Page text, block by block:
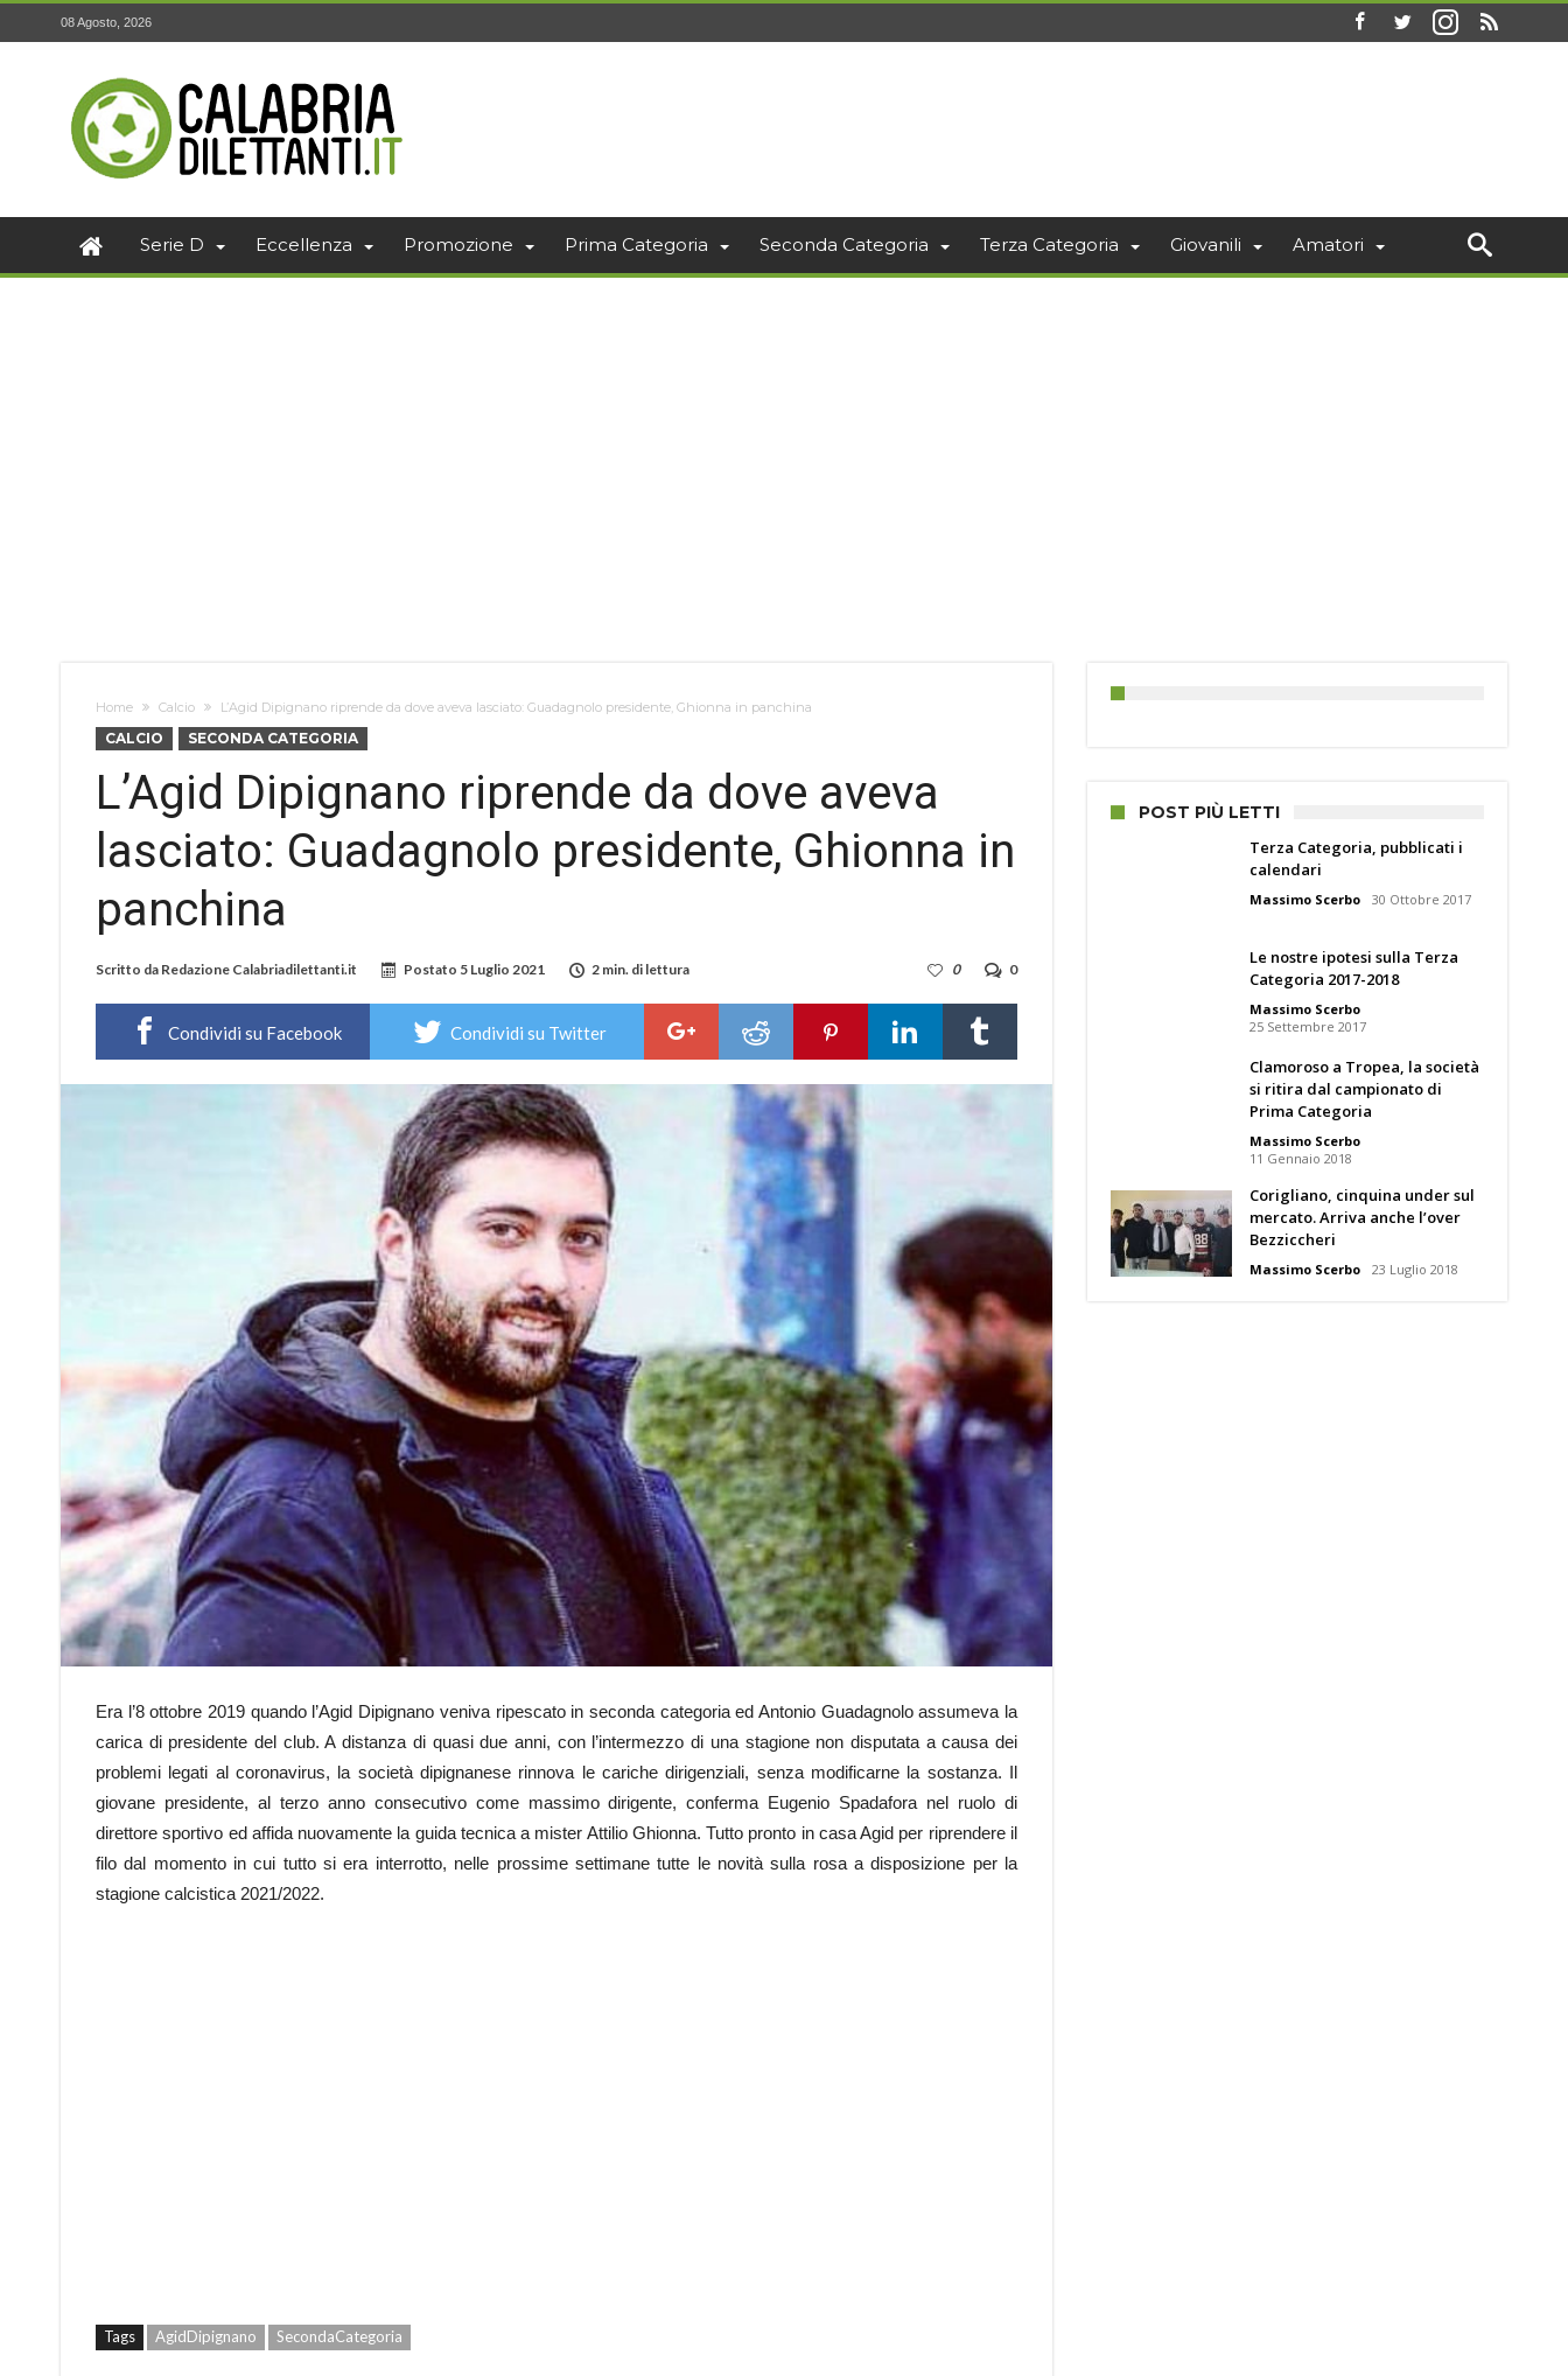
08 Agosto, 2026
Serie D Eccellenza Promozione Prima Categoria Seconda Categoria Terza Categoria Giovanili Amatori
Home Calcio L’Agid Dipignano riprende da dove aveva lasciato: Guadagnolo presidente, Ghionna in panchina
CALCIO SECONDA CATEGORIA
L’Agid Dipignano riprende da dove aveva
lasciato: Guadagnolo presidente, Ghionna in
panchina
Scritto da Redazione Calabriadilettanti.it Postato 5 Luglio 2021 2 min. di lettura 0
0
Condividi su Facebook Condividi su Twitter
Era l’8 ottobre 2019 quando l’Agid Dipignano veniva ripescato in seconda categoria ed Antonio Guadagnolo assumeva la
carica di presidente del club. A distanza di quasi due anni, con l’intermezzo di una stagione non disputata a causa dei
problemi legati al coronavirus, la società dipignanese rinnova le cariche dirigenziali, senza modificarne la sostanza. Il
giovane presidente, al terzo anno consecutivo come massimo dirigente, conferma Eugenio Spadafora nel ruolo di
direttore sportivo ed affida nuovamente la guida tecnica a mister Attilio Ghionna. Tutto pronto in casa Agid per riprendere il
filo dal momento in cui tutto si era interrotto, nelle prossime settimane tutte le novità sulla rosa a disposizione per la
stagione calcistica 2021/2022.
Tags AgidDipignano SecondaCategoria
POST PIÙ LETTI
Terza Categoria, pubblicati i
calendari
Massimo Scerbo 30 Ottobre 2017
Le nostre ipotesi sulla Terza
Categoria 2017-2018
Massimo Scerbo
25 Settembre 2017
Clamoroso a Tropea, la società
si ritira dal campionato di
Prima Categoria
Massimo Scerbo
11 Gennaio 2018
Corigliano, cinquina under sul
mercato. Arriva anche l’over
Bezziccheri
Massimo Scerbo 23 Luglio 2018